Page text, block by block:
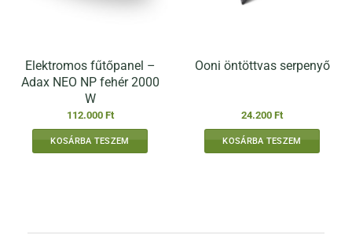
Elektromos fűtőpanel –
Adax NEO NP fehér 2000
W
112.000 Ft
KOSÁRBA TESZEM
Ooni öntöttvas serpenyő
24.200 Ft
KOSÁRBA TESZEM